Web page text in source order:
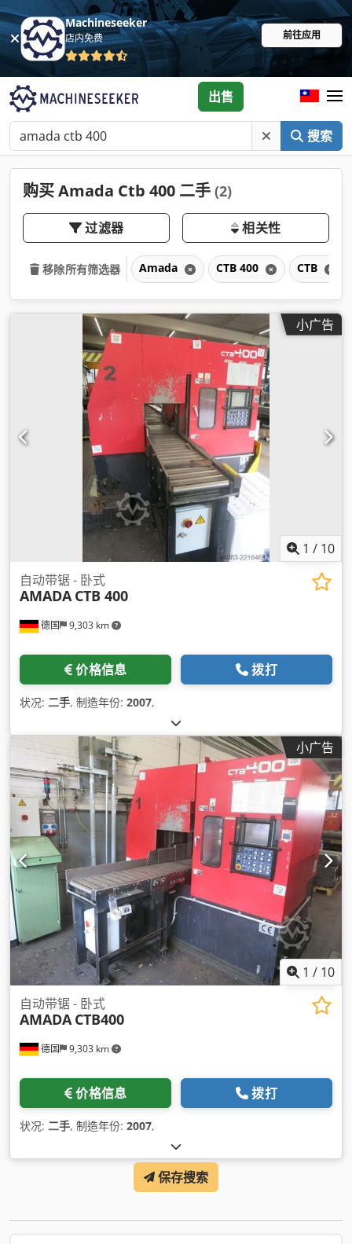
Machineseeker
店内免费 前往应用
搜索
出售
购买 Amada Ctb 400 二手 (2)
过滤器 相关性
移除所有筛选器 Amada CTB 400 CTB
小广告
1 / 10
德国 9,303 km
自动带锯 - 卧式
AMADA CTB 400
价格信息 拨打
状况: 二手, 制造年份: 2007,
小广告
1 / 10
德国 9,303 km
自动带锯 - 卧式
AMADA CTB400
价格信息 拨打
状况: 二手, 制造年份: 2007,
保存搜索